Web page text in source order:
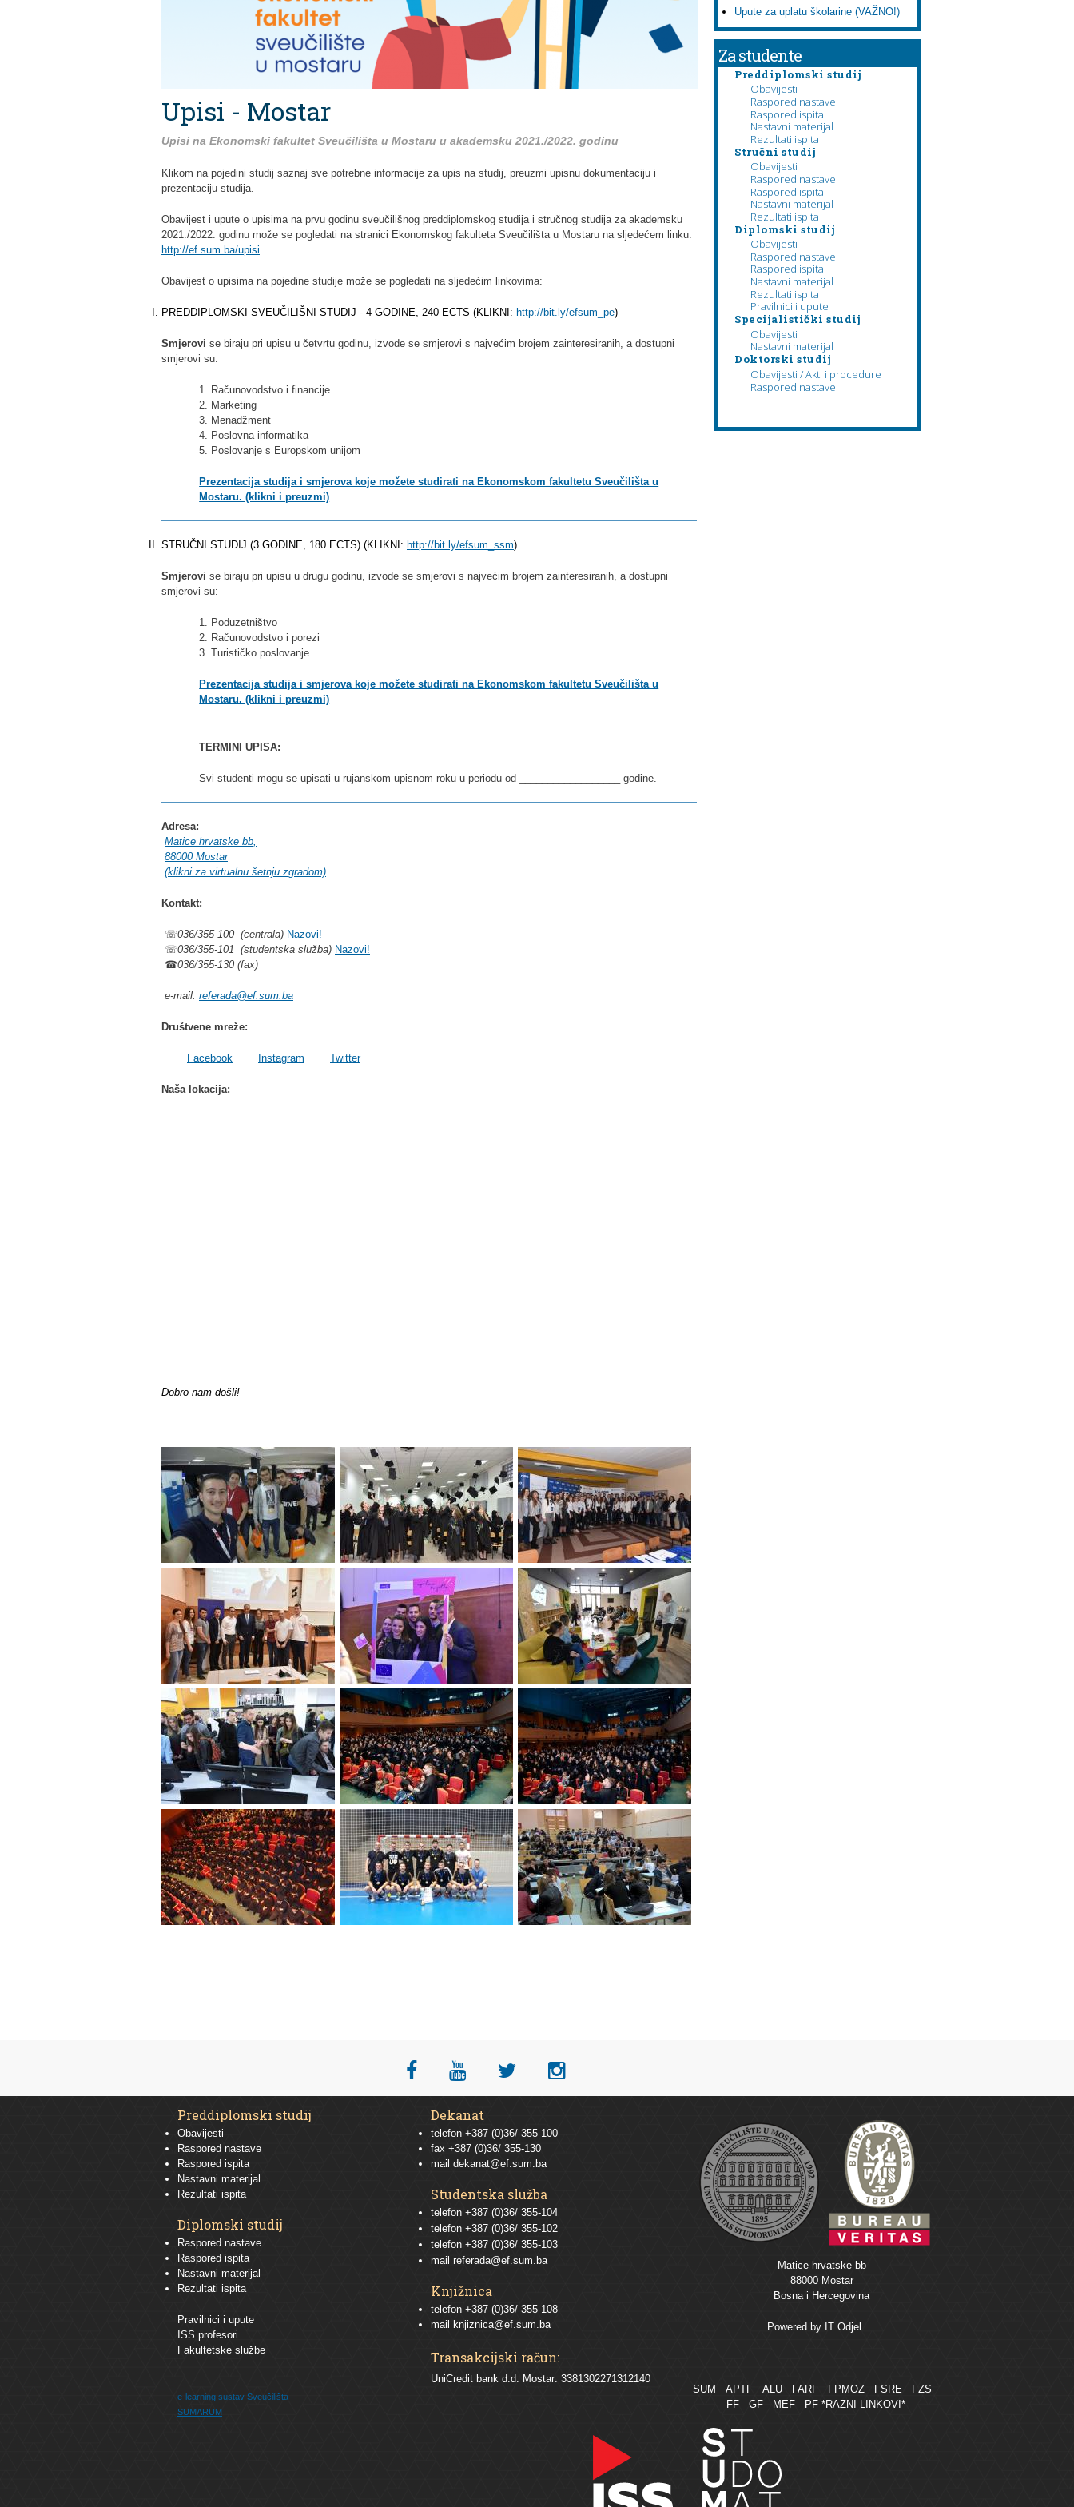
Upisi - Mostar
Upisi na Ekonomski fakultet Sveučilišta u Mostaru u akademsku 2021./2022. godinu
Klikom na pojedini studij saznaj sve potrebne informacije za upis na studij, preuzmi upisnu dokumentaciju i
prezentaciju studija.
Obavijest i upute o upisima na prvu godinu sveučilišnog preddiplomskog studija i stručnog studija za akademsku
2021./2022. godinu može se pogledati na stranici Ekonomskog fakulteta Sveučilišta u Mostaru na sljedećem linku:
http://ef.sum.ba/upisi
Obavijest o upisima na pojedine studije može se pogledati na sljedećim linkovima:
PREDDIPLOMSKI SVEUČILIŠNI STUDIJ - 4 GODINE, 240 ECTS (KLIKNI: http://bit.ly/efsum_pe)
Smjerovi se biraju pri upisu u četvrtu godinu, izvode se smjerovi s najvećim brojem zainteresiranih, a dostupni
smjerovi su:
1. Računovodstvo i financije
2. Marketing
3. Menadžment
4. Poslovna informatika
5. Poslovanje s Europskom unijom
Prezentacija studija i smjerova koje možete studirati na Ekonomskom fakultetu Sveučilišta u
Mostaru. (klikni i preuzmi)
STRUČNI STUDIJ (3 GODINE, 180 ECTS) (KLIKNI: http://bit.ly/efsum_ssm)
Smjerovi se biraju pri upisu u drugu godinu, izvode se smjerovi s najvećim brojem zainteresiranih, a dostupni
smjerovi su:
1. Poduzetništvo
2. Računovodstvo i porezi
3. Turističko poslovanje
Prezentacija studija i smjerova koje možete studirati na Ekonomskom fakultetu Sveučilišta u
Mostaru. (klikni i preuzmi)
TERMINI UPISA:
Svi studenti mogu se upisati u rujanskom upisnom roku u periodu od __________________ godine.
Adresa:
Matice hrvatske bb,
88000 Mostar
(klikni za virtualnu šetnju zgradom)
Kontakt:
☏036/355-100 (centrala) Nazovi!
☏036/355-101 (studentska služba) Nazovi!
☎036/355-130 (fax)
e-mail: referada@ef.sum.ba
Društvene mreže:
Facebook Instagram Twitter
Naša lokacija:
Dobro nam došli!
Upute za uplatu školarine (VAŽNO!)
Za studente
Preddiplomski studij
Obavijesti
Raspored nastave
Raspored ispita
Nastavni materijal
Rezultati ispita
Stručni studij
Obavijesti
Raspored nastave
Raspored ispita
Nastavni materijal
Rezultati ispita
Diplomski studij
Obavijesti
Raspored nastave
Raspored ispita
Nastavni materijal
Rezultati ispita
Pravilnici i upute
Specijalistički studij
Obavijesti
Nastavni materijal
Doktorski studij
Obavijesti / Akti i procedure
Raspored nastave
Preddiplomski studij
Obavijesti
Raspored nastave
Raspored ispita
Nastavni materijal
Rezultati ispita
Diplomski studij
Raspored nastave
Raspored ispita
Nastavni materijal
Rezultati ispita
Pravilnici i upute
ISS profesori
Fakultetske službe
e-learning sustav Sveučilišta
SUMARUM
Dekanat
telefon +387 (0)36/ 355-100
fax +387 (0)36/ 355-130
mail dekanat@ef.sum.ba
Studentska služba
telefon +387 (0)36/ 355-104
telefon +387 (0)36/ 355-102
telefon +387 (0)36/ 355-103
mail referada@ef.sum.ba
Knjižnica
telefon +387 (0)36/ 355-108
mail
knjiznica@ef.sum.ba
Transakcijski račun:
UniCredit bank d.d. Mostar: 3381302271312140
Matice hrvatske bb
88000 Mostar
Bosna i Hercegovina
Powered by IT Odjel
SUM APTF ALU FARF FPMOZ FSRE
FZS
FF
GF MEF PF *RAZNI LINKOVI*